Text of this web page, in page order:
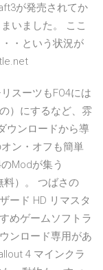
が発売されてか
いました。 ここ
・という状況が
スーツもFO4には
）にするなど、雰
ウンロードから導
ン・オフも簡単
Modが集う
料）。 つばさの
ード HD リマスタ
めゲームソフトラ
ンロード専用があ
4 マインクラ